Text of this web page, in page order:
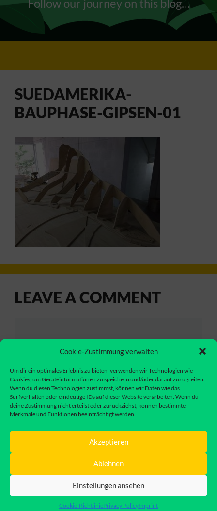
Cookie-Zustimmung verwalten
Um dir ein optimales Erlebnis zu bieten, verwenden wir Technologien wie
Cookies, um Geräteinformationen zu speichern und/oder darauf zuzugreifen.
Wenn du diesen Technologien zustimmst, können wir Daten wie das
Surfverhalten oder eindeutige IDs auf dieser Website verarbeiten. Wenn du
deine Zustimmung nicht erteilst oder zurückziehst, können bestimmte
Merkmale und Funktionen beeinträchtigt werden.
Akzeptieren
Ablehnen
Einstellungen ansehen
Cookie-RichtliniePrivacy PolicyImprint
Follow our journey on this blog…
SUEDAMERIKA-
BAUPHASE-GIPSEN-01
LEAVE A COMMENT